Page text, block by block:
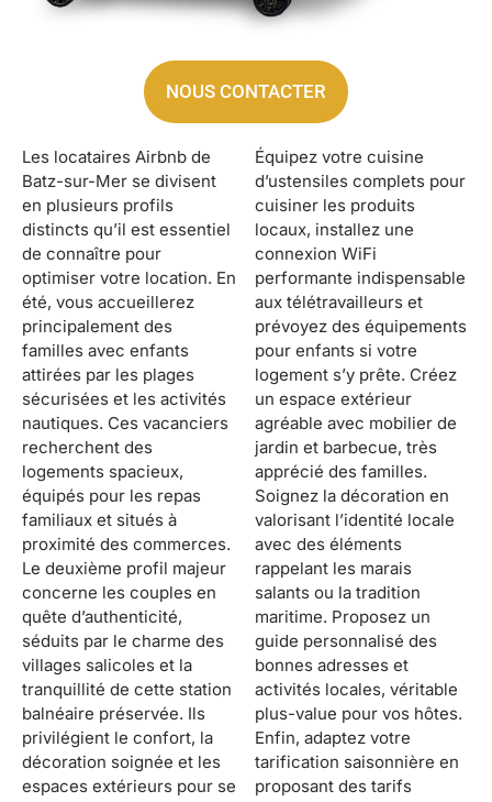
NOUS CONTACTER
Les locataires Airbnb de
Batz-sur-Mer se divisent
en plusieurs profils
distincts qu’il est essentiel
de connaître pour
optimiser votre location. En
été, vous accueillerez
principalement des
familles avec enfants
attirées par les plages
sécurisées et les activités
nautiques. Ces vacanciers
recherchent des
logements spacieux,
équipés pour les repas
familiaux et situés à
proximité des commerces.
Le deuxième profil majeur
concerne les couples en
quête d’authenticité,
séduits par le charme des
villages salicoles et la
tranquillité de cette station
balnéaire préservée. Ils
privilégient le confort, la
décoration soignée et les
espaces extérieurs pour se
Équipez votre cuisine
d’ustensiles complets pour
cuisiner les produits
locaux, installez une
connexion WiFi
performante indispensable
aux télétravailleurs et
prévoyez des équipements
pour enfants si votre
logement s’y prête. Créez
un espace extérieur
agréable avec mobilier de
jardin et barbecue, très
apprécié des familles.
Soignez la décoration en
valorisant l’identité locale
avec des éléments
rappelant les marais
salants ou la tradition
maritime. Proposez un
guide personnalisé des
bonnes adresses et
activités locales, véritable
plus-value pour vos hôtes.
Enfin, adaptez votre
tarification saisonnière en
proposant des tarifs